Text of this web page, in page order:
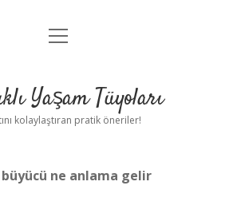
Anasayfa
Yasal Uyarı
menüyü
Yaşam Tüyoları
kolaylaştıran pratik öneriler!
ne anlama gelir